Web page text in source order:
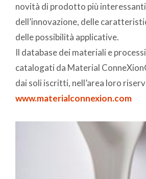
novità di prodotto più
dell’innovazione, delle
delle possibilità applicative.
Il database dei materiali e
catalogati da Material
dai soli iscritti, nell’area loro
www.materialconnexion.com